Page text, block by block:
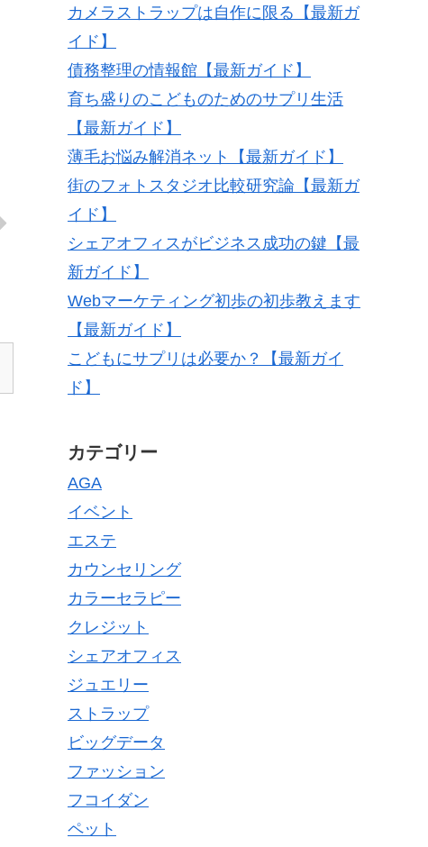
カメラストラップは自作に限る【最新ガ
イド】
債務整理の情報館【最新ガイド】
育ち盛りのこどものためのサプリ生活
【最新ガイド】
薄毛お悩み解消ネット【最新ガイド】
街のフォトスタジオ比較研究論【最新ガ
イド】
シェアオフィスがビジネス成功の鍵【最
新ガイド】
Webマーケティング初歩の初歩教えます
【最新ガイド】
こどもにサプリは必要か？【最新ガイ
ド】
カテゴリー
AGA
イベント
エステ
カウンセリング
カラーセラピー
クレジット
シェアオフィス
ジュエリー
ストラップ
ビッグデータ
ファッション
フコイダン
ペット